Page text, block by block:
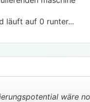
doch keine Ahnung
der Puffer sollte
ca 33 Takte pro
läuft auf 0 runter...
wäre